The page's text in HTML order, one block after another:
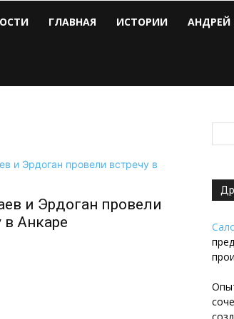
ГЛАВНАЯ ИСТОРИИ
и Эрдоган провели
в Анкаре